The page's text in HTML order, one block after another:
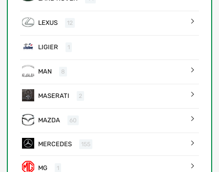
LEXUS 12
LIGIER 1
MAN 8
MASERATI 2
MAZDA 60
MERCEDES 155
MG 1